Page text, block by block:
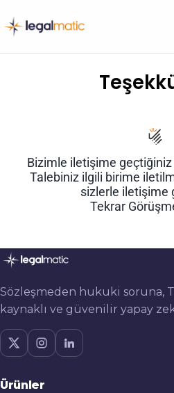
Bizimle iletişime
Talebiniz ilgili birime
sizlerle iletişime
Tekrar
Sözleşmeden hukuki soruna,
kaynaklı ve güvenilir yapay
Ürünler